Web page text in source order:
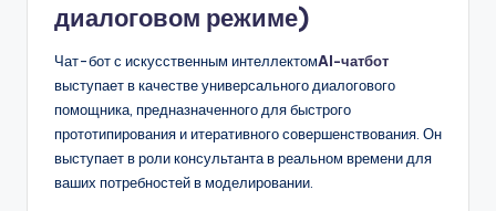
диалоговом режиме)
Чат-бот с искусственным интеллектомAI-чатбот
выступает в качестве универсального диалогового
помощника, предназначенного для быстрого
прототипирования и итеративного совершенствования. Он
выступает в роли консультанта в реальном времени для
ваших потребностей в моделировании.